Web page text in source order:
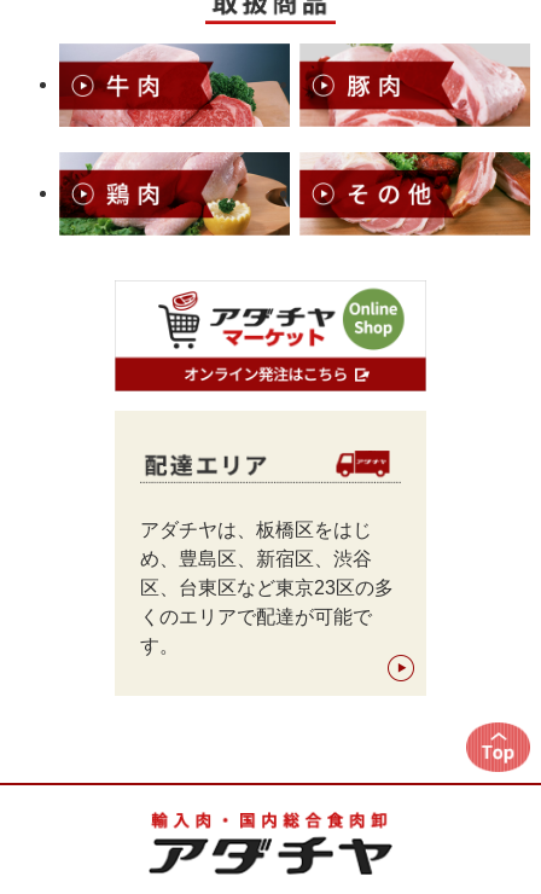
アダチヤは、板橋区をはじ
め、豊島区、新宿区、渋谷
区、台東区など東京23区の多
くのエリアで配達が可能で
す。